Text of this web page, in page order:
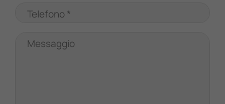
Telefono *
Messaggio